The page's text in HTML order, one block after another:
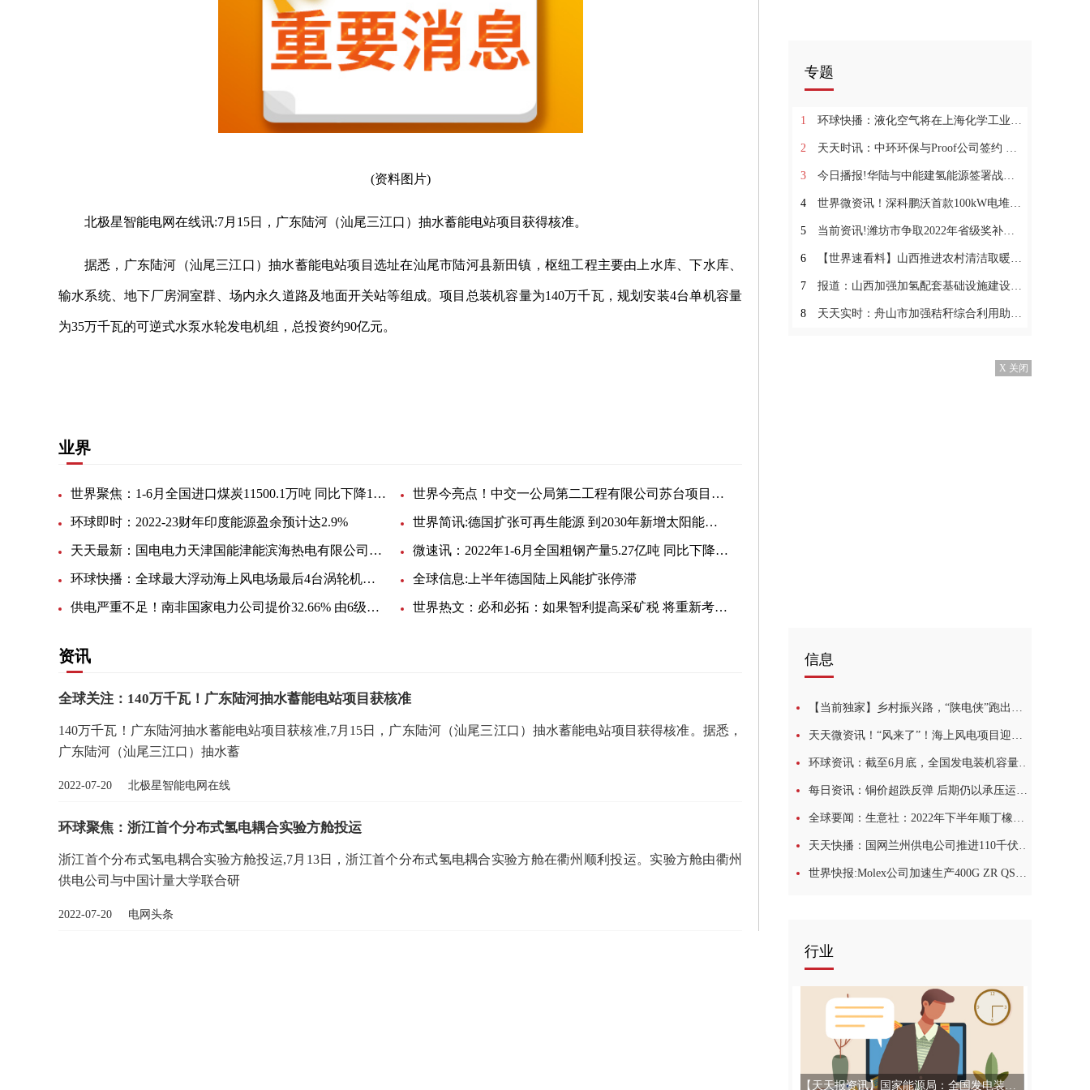
(资料图片)
北极星智能电网在线讯:7月15日，广东陆河（汕尾三江口）抽水蓄能电站项目获得核准。
据悉，广东陆河（汕尾三江口）抽水蓄能电站项目选址在汕尾市陆河县新田镇，枢纽工程主要由上水库、下水库、
输水系统、地下厂房洞室群、场内永久道路及地面开关站等组成。项目总装机容量为140万千瓦，规划安装4台单机容量
为35万千瓦的可逆式水泵水轮发电机组，总投资约90亿元。
业界
世界聚焦：1-6月全国进口煤炭11500.1万吨 同比下降17.5% 世界今亮点！中交一公局第二工程有限公司苏台项目采购电缆
环球即时：2022-23财年印度能源盈余预计达2.9% 世界简讯:德国扩张可再生能源 到2030年新增太阳能装机215吉瓦
天天最新：国电电力天津国能津能滨海热电有限公司聚氯乙烯绝缘电缆等4项物资打捆询价采购结果公告 微速讯：2022年1-6月全国粗钢产量5.27亿吨 同比下降6.5%
环球快播：全球最大浮动海上风电场最后4台涡轮机安装推迟 全球信息:上半年德国陆上风能扩张停滞
供电严重不足！南非国家电力公司提价32.66% 由6级限电变成3级限电 世界热文：必和必拓：如果智利提高采矿税 将重新考虑投资计划
资讯
全球关注：140万千瓦！广东陆河抽水蓄能电站项目获核准
140万千瓦！广东陆河抽水蓄能电站项目获核准,7月15日，广东陆河（汕尾三江口）抽水蓄能电站项目获得核准。据悉，
广东陆河（汕尾三江口）抽水蓄
2022-07-20 北极星智能电网在线
环球聚焦：浙江首个分布式氢电耦合实验方舱投运
浙江首个分布式氢电耦合实验方舱投运,7月13日，浙江首个分布式氢电耦合实验方舱在衢州顺利投运。实验方舱由衢州
供电公司与中国计量大学联合研
2022-07-20 电网头条
专题
1 环球快播：液化空气将在上海化学工业区新建两套制氢装置并为其配备碳捕集技术
2 天天时讯：中环环保与Proof公司签约 布局氢能固态燃料电池的研究开发
3 今日播报!华陆与中能建氢能源签署战略合作协议
4 世界微资讯！深科鹏沃首款100kW电堆全国首发上市
5 当前资讯!潍坊市争取2022年省级奖补资金825万元 助力氢能产业发展
6 【世界速看料】山西推进农村清洁取暖 发展农林生物质发电试点项目
7 报道：山西加强加氢配套基础设施建设 有序开展燃料电池汽车示范应用
8 天天实时：舟山市加强秸秆综合利用助推农业绿色发展
X 关闭
信息
【当前独家】乡村振兴路，“陕电侠”跑出了“加速度”
天天微资讯！“风来了”！海上风电项目迎来集体提速
环球资讯：截至6月底，全国发电装机容量约24.4亿千瓦，同比增长8.1%
每日资讯：铜价超跌反弹 后期仍以承压运行为主
全球要闻：生意社：2022年下半年顺丁橡胶新装置投产计划一览
天天快播：国网兰州供电公司推进110千伏崔家大滩变电站验收工作
世界快报:Molex公司加速生产400G ZR QSFP-DD收发器， 以满足DCI需求
行业
【天天报资讯】国家能源局：全国发电装机容量约24.4亿千瓦，同比增长8.1%！